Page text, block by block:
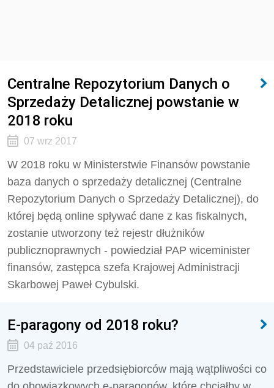
Centralne Repozytorium Danych o
Sprzedaży Detalicznej powstanie w
2018 roku
07 wrz 2017
W 2018 roku w Ministerstwie Finansów powstanie
baza danych o sprzedaży detalicznej (Centralne
Repozytorium Danych o Sprzedaży Detalicznej), do
której będą online spływać dane z kas fiskalnych,
zostanie utworzony też rejestr dłużników
publicznoprawnych - powiedział PAP wiceminister
finansów, zastępca szefa Krajowej Administracji
Skarbowej Paweł Cybulski.
E-paragony od 2018 roku?
04 paź 2016
Przedstawiciele przedsiębiorców mają wątpliwości co